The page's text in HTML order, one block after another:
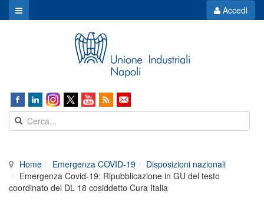
Accedi
Home Emergenza COVID-19
Disposizioni nazionali
Emergenza Covid-19: Ripubblicazione in GU del testo
coordinato del DL 18 cosiddetto Cura Italia